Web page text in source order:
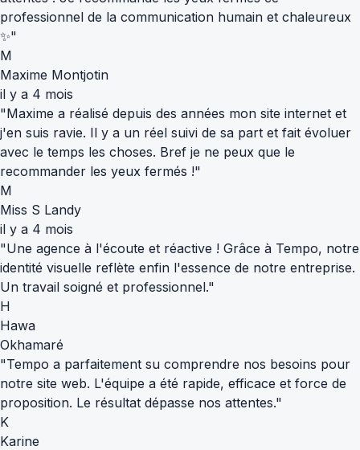
professionnel de la communication humain et chaleureux
✨"
M
Maxime Montjotin
il y a 4 mois
"Maxime a réalisé depuis des années mon site internet et
j'en suis ravie. Il y a un réel suivi de sa part et fait évoluer
avec le temps les choses. Bref je ne peux que le
recommander les yeux fermés !"
M
Miss S Landy
il y a 4 mois
"Une agence à l'écoute et réactive ! Grâce à Tempo, notre
identité visuelle reflète enfin l'essence de notre entreprise.
Un travail soigné et professionnel."
H
Hawa
Okhamaré
"Tempo a parfaitement su comprendre nos besoins pour
notre site web. L'équipe a été rapide, efficace et force de
proposition. Le résultat dépasse nos attentes."
K
Karine